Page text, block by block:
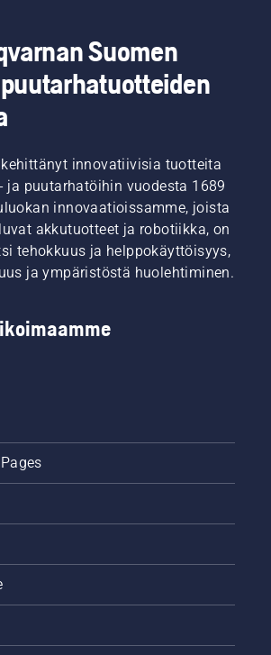
määrä.
Käynnistä
vapautettu.
ja anna
kertyy
Suomen
innovatiivisia tuotteita
ja puutarhatöihin vuodesta 1689
innovaatioissamme, joista
akkutuotteet ja robotiikka, on
tehokkuus ja helppokäyttöisyys,
ja ympäristöstä huolehtiminen.